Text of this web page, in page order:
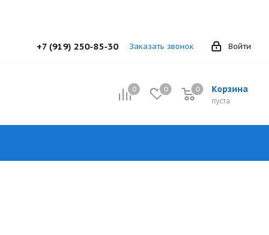
Войти
+7 (919) 250-85-30 Заказать звонок
0 0 Корзина
0
пуста
0